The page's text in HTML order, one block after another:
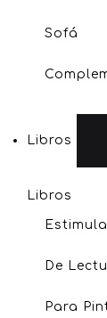
Sofá
Libros
Libros
De
Para